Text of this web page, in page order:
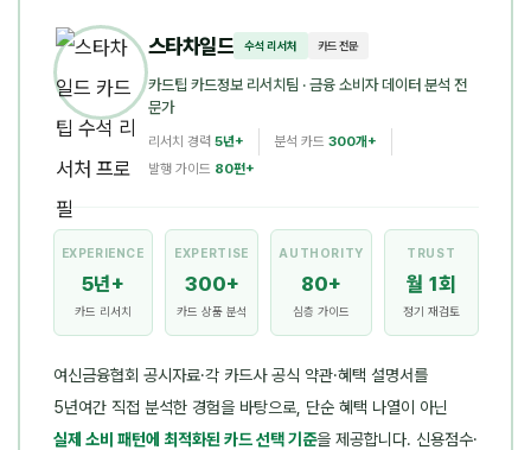
스타차일드 수석 리서처 카드 전문
카드팁 카드정보 리서치팀 · 금융 소비자 데이터 분석 전
문가
리서치 경력 5년+ 분석 카드 300개+
발행 가이드 80편+
EXPERIENCE
5년+
카드 리서치
EXPERTISE
300+
카드 상품 분석
AUTHORITY
80+
심층 가이드
TRUST
월 1회
정기 재검토
여신금융협회 공시자료·각 카드사 공식 약관·혜택 설명서를
5년여간 직접 분석한 경험을 바탕으로, 단순 혜택 나열이 아닌
실제 소비 패턴에 최적화된 카드 선택 기준을 제공합니다. 신용점수·